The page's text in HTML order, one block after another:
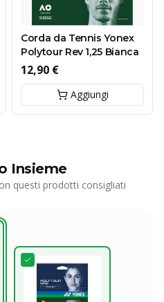
Corda da Tennis Yonex
Polytour Rev 1,25 Bianca
12,90 €
Aggiungi
Insieme
questi prodotti consigliati